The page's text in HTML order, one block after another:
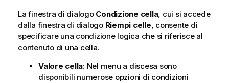
La finestra di dialogo Condizione cella, cui si accede
dalla finestra di dialogo Riempi celle, consente di
specificare una condizione logica che si riferisce al
contenuto di una cella.
Valore cella: Nel menu a discesa sono
disponibili numerose opzioni di condizioni